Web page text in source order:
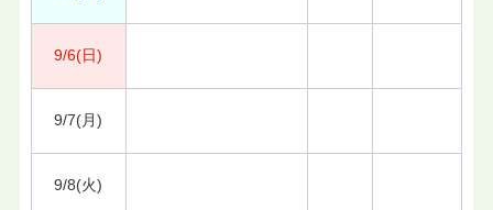
9/6(日)
9/7(月)
9/8(火)